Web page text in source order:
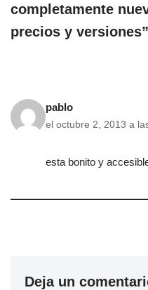
completamente
precios y versiones”
pablo
el octubre 2, 2013 a
esta bonito y
Deja un